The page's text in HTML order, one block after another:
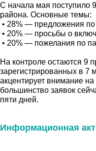
С начала мая поступило
района. Основные темы:
• 28% — предложения по
• 20% — просьбы о
• 20% — пожелания по
На контроле остаются 9
зарегистрированных в 7
акцентирует внимание
большинство заявок
пяти дней.
Информационная